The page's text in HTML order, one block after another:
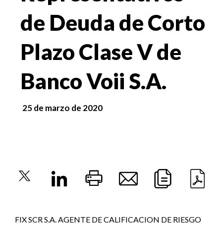
de Deuda de Corto
Plazo Clase V de
Banco Voii S.A.
25 de marzo de 2020
FIX SCR S.A. AGENTE DE CALIFICACION DE RIESGO